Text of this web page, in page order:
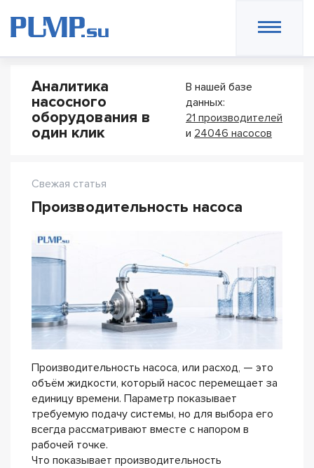
Аналитика
насосного
оборудования в
один клик
В нашей базе
данных:
21 производителей
и 24046 насосов
Свежая статья
Производительность насоса
Производительность насоса, или расход, — это
объём жидкости, который насос перемещает за
единицу времени. Параметр показывает
требуемую подачу системы, но для выбора его
всегда рассматривают вместе с напором в
рабочей точке.
Что показывает производительность